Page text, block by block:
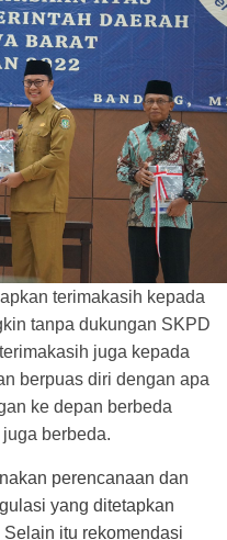
terimakasih kepada
tanpa dukungan SKPD
juga kepada
berpuas diri dengan apa
ke depan berbeda
berbeda.
perencanaan dan
yang ditetapkan
itu rekomendasi